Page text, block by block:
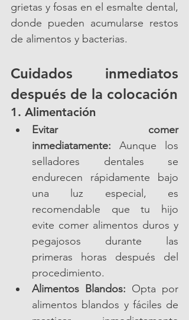
grietas y fosas en el esmalte dental,
donde pueden acumularse restos
de alimentos y bacterias.
Cuidados inmediatos
después de la colocación
1. Alimentación
Evitar comer
inmediatamente: Aunque los
selladores dentales se
endurecen rápidamente bajo
una luz especial, es
recomendable que tu hijo
evite comer alimentos duros y
pegajosos durante las
primeras horas después del
procedimiento.
Alimentos Blandos: Opta por
alimentos blandos y fáciles de